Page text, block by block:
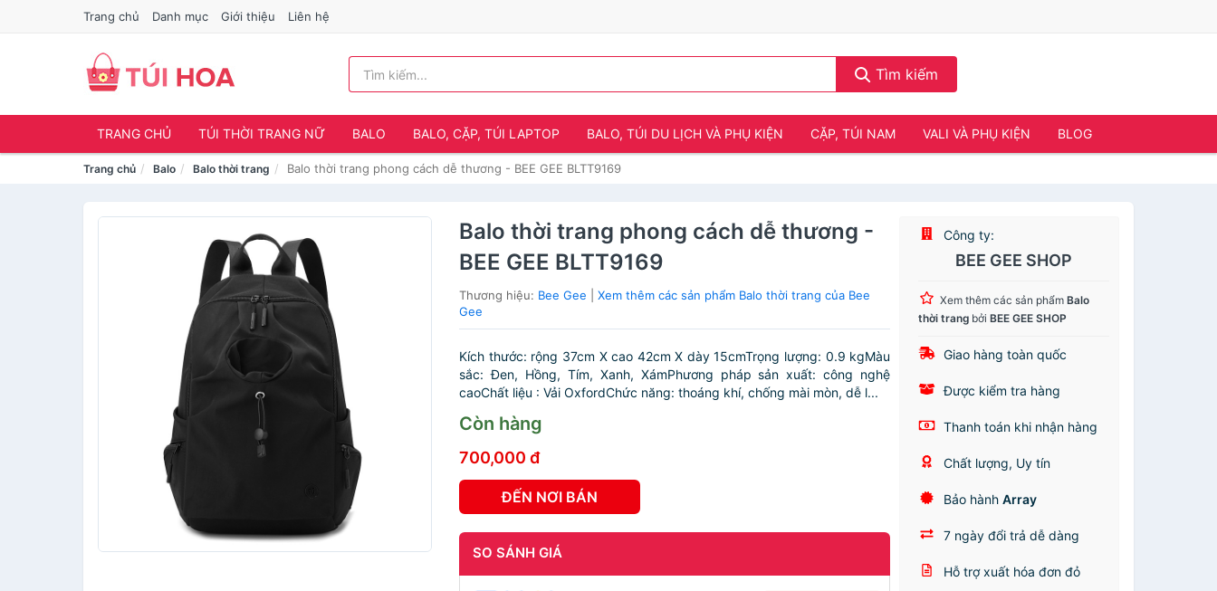
Trang chủ Danh mục Giới thiệu Liên hệ
Tìm kiếm
TRANG CHỦ TÚI THỜI TRANG NỮ BALO BALO, CẶP, TÚI LAPTOP BALO, TÚI DU LỊCH VÀ PHỤ KIỆN CẶP, TÚI NAM VALI VÀ PHỤ KIỆN BLOG
Trang chủ Balo Balo thời trang Balo thời trang phong cách dễ thương - BEE GEE BLTT9169
Balo thời trang phong cách dễ thương -
BEE GEE BLTT9169
Thương hiệu: Bee Gee |Xem thêm các sản phẩm Balo thời trang của Bee
Gee
Kích thước: rộng 37cm X cao 42cm X dày 15cmTrọng lượng: 0.9 kgMàu
sắc: Đen, Hồng, Tím, Xanh, XámPhương pháp sản xuất: công nghệ
caoChất liệu : Vải OxfordChức năng: thoáng khí, chống mài mòn, dễ l...
Còn hàng
700,000 đ
ĐẾN NƠI BÁN
SO SÁNH GIÁ
Công ty:
BEE GEE SHOP
Xem thêm các sản phẩmBalo
thời trang bởiBEE GEE SHOP
Giao hàng toàn quốc
Được kiểm tra hàng
Thanh toán khi nhận hàng
Chất lượng, Uy tín
Bảo hànhArray
7 ngày đổi trả dễ dàng
Hỗ trợ xuất hóa đơn đỏ